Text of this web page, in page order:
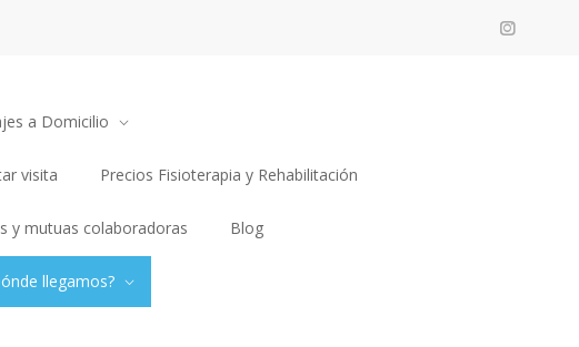
a Domicilio
visita Precios Fisioterapia y Rehabilitación
y mutuas colaboradoras Blog
llegamos?